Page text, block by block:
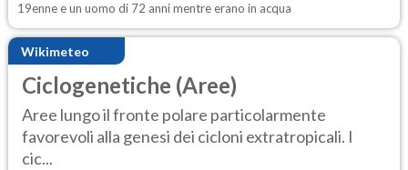
19enne e un uomo di 72 anni mentre erano in acqua
Wikimeteo
Ciclogenetiche (Aree)
Aree lungo il fronte polare particolarmente
favorevoli alla genesi dei cicloni extratropicali. I
cic...